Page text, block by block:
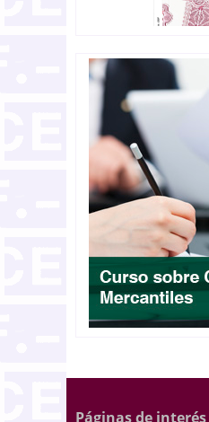
Páginas de interés